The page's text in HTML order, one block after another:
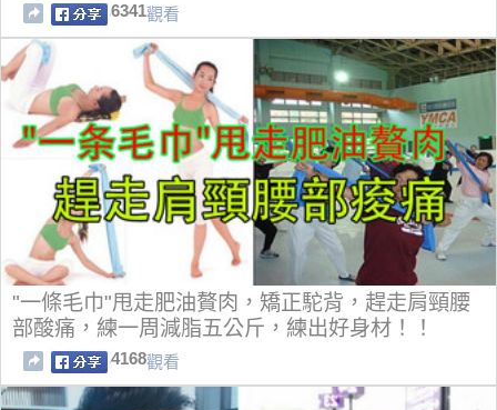
6341觀看
"一條毛巾"甩走肥油贅肉，矯正駝背，趕走肩頸腰
部酸痛，練一周減脂五公斤，練出好身材！！
4168觀看